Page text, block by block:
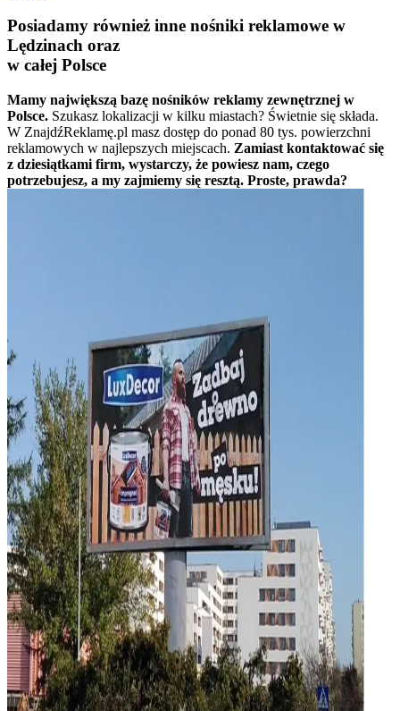
Posiadamy również inne nośniki reklamowe w
Lędzinach oraz
w całej Polsce
Mamy największą bazę nośników reklamy zewnętrznej w
Polsce. Szukasz lokalizacji w kilku miastach? Świetnie się składa.
W ZnajdźReklamę.pl masz dostęp do ponad 80 tys. powierzchni
reklamowych w najlepszych miejscach. Zamiast kontaktować się
z dziesiątkami firm, wystarczy, że powiesz nam, czego
potrzebujesz, a my zajmiemy się resztą. Proste, prawda?